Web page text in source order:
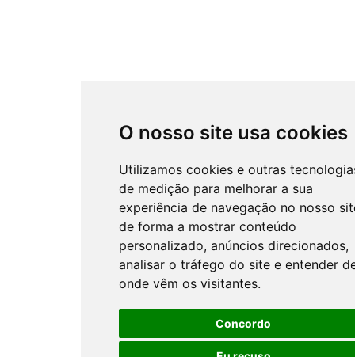
O nosso site usa cookies
Utilizamos cookies e outras
de medição para melhorar a sua
experiência de navegação no nosso
de forma a mostrar conteúdo
personalizado, anúncios direcionados,
analisar o tráfego do site e entender
onde vêm os visitantes.
Concordo